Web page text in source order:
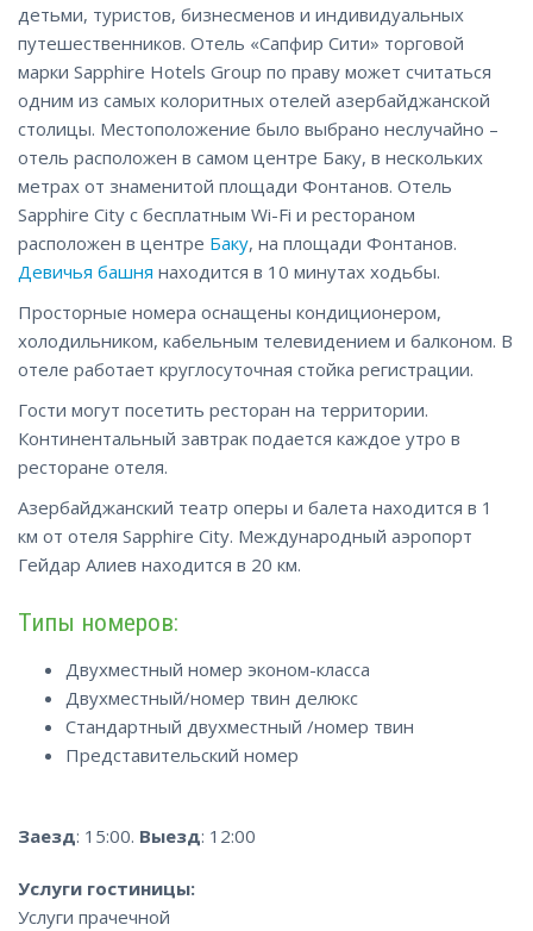
детьми, туристов, бизнесменов и индивидуальных
путешественников. Отель «Сапфир Сити» торговой
марки Sapphire Hotels Group по праву может считаться
одним из самых колоритных отелей азербайджанской
столицы. Местоположение было выбрано неслучайно –
отель расположен в самом центре Баку, в нескольких
метрах от знаменитой площади Фонтанов. Отель
Sapphire City с бесплатным Wi-Fi и рестораном
расположен в центре Баку, на площади Фонтанов.
Девичья башня находится в 10 минутах ходьбы.
Просторные номера оснащены кондиционером,
холодильником, кабельным телевидением и балконом. В
отеле работает круглосуточная стойка регистрации.
Гости могут посетить ресторан на территории.
Континентальный завтрак подается каждое утро в
ресторане отеля.
Азербайджанский театр оперы и балета находится в 1
км от отеля Sapphire City. Международный аэропорт
Гейдар Алиев находится в 20 км.
Типы номеров:
Двухместный номер эконом-класса
Двухместный/номер твин делюкс
Стандартный двухместный /номер твин
Представительский номер
Заезд: 15:00. Выезд: 12:00
Услуги гостиницы:
Услуги прачечной